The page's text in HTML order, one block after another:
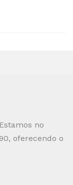
no
oferecendo o